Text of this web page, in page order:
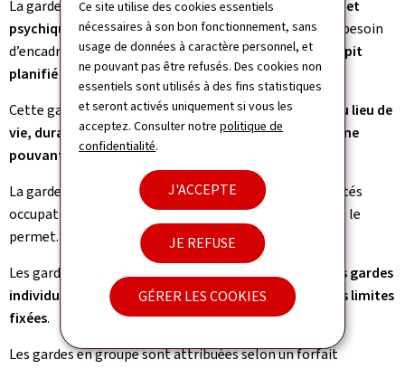
Ce site utilise des cookies essentiels
nécessaires à son bon fonctionnement, sans
usage de données à caractère personnel, et
ne pouvant pas être refusés. Des cookies non
essentiels sont utilisés à des fins statistiques
et seront activés uniquement si vous les
acceptez. Consulter notrepolitique de
confidentialité.
J'ACCEPTE
JE REFUSE
GÉRER LES COOKIES
La garde en groupe vise à garantir l’intégrité physique et
psychique
d‘une personne dépendante présentant un besoin
d’encadrement prolongé. En outre, elle peut viser le
répit
planifié de l’aidant.
Cette garde consiste en unencadrement en-dehors du lieu de
vie, durant la journée d’une personne dépendante et ne
pouvant rester seule de façon prolongée
La garde en groupe comprend le cas échéant des activités
occupationnelles lorsque l’état général de la personne le
permet.
Les gardes en groupe peuvent êtresubstituées par des gardes
individuelles ou en déplacement à l’extérieur dans des limites
fixées.
Les gardes en groupe sont attribuées selon un forfait